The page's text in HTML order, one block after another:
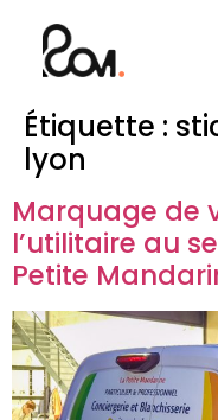
Étiquette :
lyon
Marquage de
l’utilitaire au
Petite